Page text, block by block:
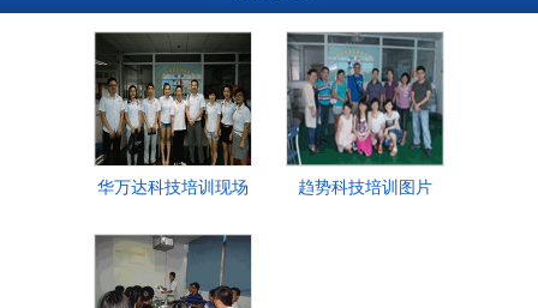
华万达科技培训现场 趋势科技培训图片